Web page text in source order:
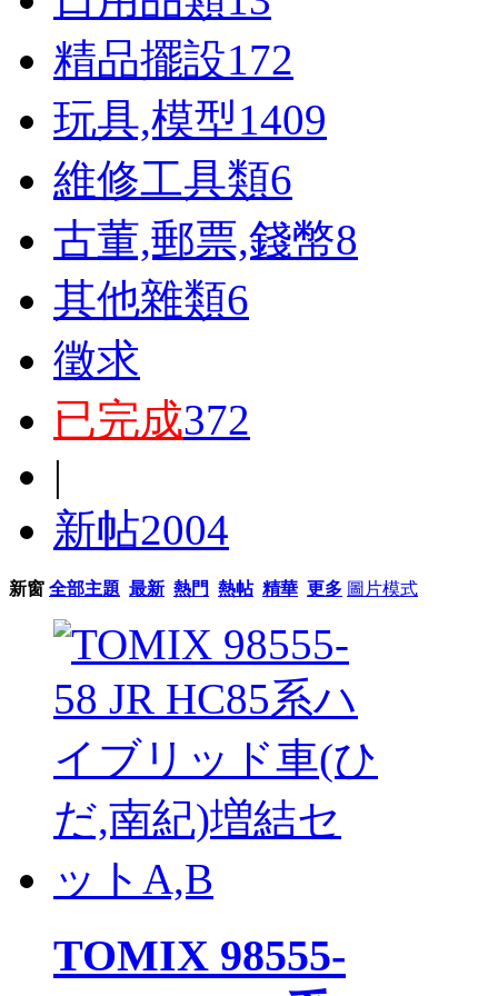
精品擺設172
玩具,模型1409
維修工具類6
古董,郵票,錢幣8
其他雜類6
徵求
已完成372
|
新帖2004
新窗 全部主題 最新 熱門 熱帖 精華 更多 圖片模式
TOMIX 98555-